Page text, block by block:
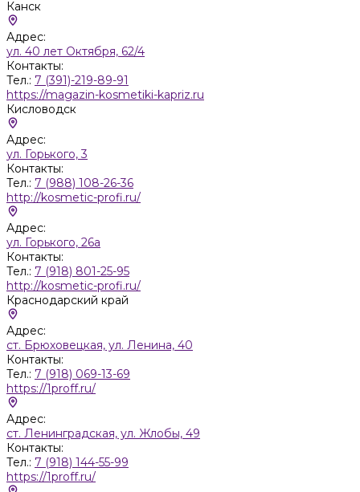
Канск
Адрес:
ул. 40 лет Октября, 62/4
Контакты:
Тел.: 7 (391)-219-89-91
https://magazin-kosmetiki-kapriz.ru
Кисловодск
Адрес:
ул. Горького, 3
Контакты:
Тел.: 7 (988) 108-26-36
http://kosmetic-profi.ru/
Адрес:
ул. Горького, 26а
Контакты:
Тел.: 7 (918) 801-25-95
http://kosmetic-profi.ru/
Краснодарский край
Адрес:
ст. Брюховецкая, ул. Ленина, 40
Контакты:
Тел.: 7 (918) 069-13-69
https://1proff.ru/
Адрес:
ст. Ленинградская, ул. Жлобы, 49
Контакты:
Тел.: 7 (918) 144-55-99
https://1proff.ru/